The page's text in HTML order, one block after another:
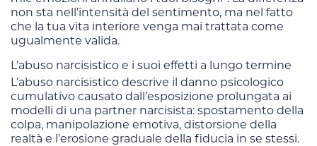
non sta nell’intensità del sentimento, ma nel fatto
che la tua vita interiore venga mai trattata come
ugualmente valida.
L’abuso narcisistico e i suoi effetti a lungo termine
L’abuso narcisistico descrive il danno psicologico
cumulativo causato dall’esposizione prolungata ai
modelli di una partner narcisista: spostamento della
colpa, manipolazione emotiva, distorsione della
realtà e l’erosione graduale della fiducia in se stessi.